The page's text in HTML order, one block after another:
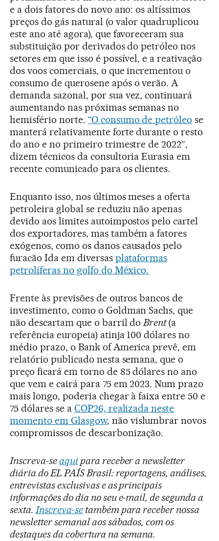
e a dois fatores do novo ano: os altíssimos
preços do gás natural (o valor quadruplicou
este ano até agora), que favoreceram sua
substituição por derivados do petróleo nos
setores em que isso é possível, e a reativação
dos voos comerciais, o que incrementou o
consumo de querosene após o verão. A
demanda sazonal, por sua vez, continuará
aumentando nas próximas semanas no
hemisfério norte. “O consumo de petróleo se
manterá relativamente forte durante o resto
do ano e no primeiro trimestre de 2022″,
dizem técnicos da consultoria Eurasia em
recente comunicado para os clientes.
Enquanto isso, nos últimos meses a oferta
petroleira global se reduziu não apenas
devido aos limites autoimpostos pelo cartel
dos exportadores, mas também a fatores
exógenos, como os danos causados pelo
furacão Ida em diversas plataformas
petrolíferas no golfo do México.
Frente às previsões de outros bancos de
investimento, como o Goldman Sachs, que
não descartam que o barril doBrent(a
referência europeia) atinja 100 dólares no
médio prazo, o Bank of America prevê, em
relatório publicado nesta semana, que o
preço ficará em torno de 85 dólares no ano
que vem e cairá para 75 em 2023. Num prazo
mais longo, poderia chegar à faixa entre 50 e
75 dólares se a COP26, realizada neste
momento em Glasgow, não vislumbrar novos
compromissos de descarbonização.
Inscreva-seaquipara receber a newsletter
diária do EL PAÍS Brasil: reportagens, análises,
entrevistas exclusivas e as principais
informações do dia no seu e-mail, de segunda a
sexta.Inscreva-setambém para receber nossa
newsletter semanal aos sábados, com os
destaques da cobertura na semana.